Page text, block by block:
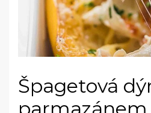
Špagetová